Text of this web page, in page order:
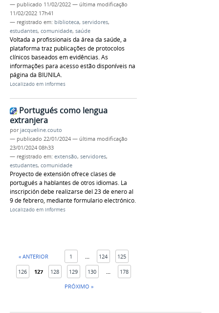
— publicado 11/02/2022 — última modificação
11/02/2022 17h41
— registrado em: biblioteca, servidores,
estudantes, comunidade, saúde
Voltada a profissionais da área da saúde, a
plataforma traz publicações de protocolos
clínicos baseados em evidências. As
informações para acesso estão disponíveis na
página da BIUNILA.
Localizado em Informes
Portugués como lengua
extranjera
por jacqueline.couto
— publicado 22/01/2024 — última modificação
23/01/2024 08h33
— registrado em: extensão, servidores,
estudantes, comunidade
Proyecto de extensión ofrece clases de
portugués a hablantes de otros idiomas. La
inscripción debe realizarse del 23 de enero al
9 de febrero, mediante formulario electrónico.
Localizado em Informes
« ANTERIOR 1 124 125
126 127 128 129 130
178
PRÓXIMO »